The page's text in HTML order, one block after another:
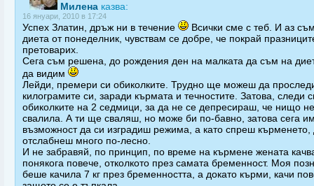
Милена казва:
16 януари, 2010 в 17:24
Успех Златин, дръж ни в течение
Всички сме с теб. И аз
диета от понеделник, чувствам се добре, че покрай
претоварих.
Сега съм решена, до рождения ден на малката да съм на
да видим
Лейди, премери си обиколките. Трудно ще можеш да
килограмите си, заради кърмата и течностите. Затова, следи
обиколките на 2 седмици, за да не се депресираш, че нищо
свалила. А ти ще сваляш, но може би по-бавно, затова сега
възможност да си изградиш режима, а като спреш кърменето,
отслабнеш много по-лесно.
И не забравяй, по принцип, по време на кърмене жената
понякога повече, отколкото през самата бременност. Моя
беше качила 7 кг през бременността, а докато кърми, качи